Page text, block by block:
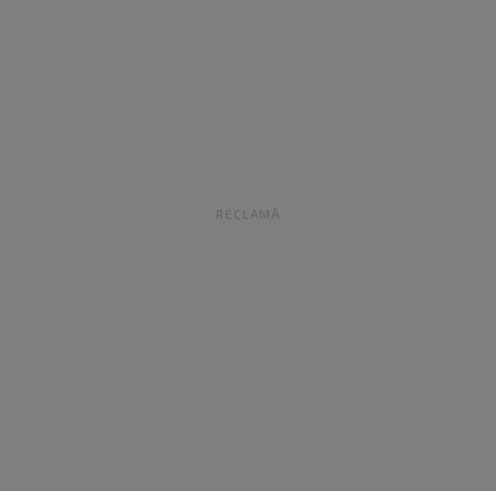
RECLAMĂ